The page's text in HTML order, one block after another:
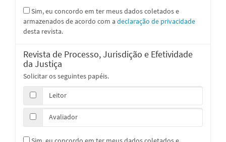
armazenados de acordo com a declaração de privacidade
desta revista.
Revista de Processo, Jurisdição e Efetividade
da Justiça
Solicitar os seguintes papéis.
Leitor
Avaliador